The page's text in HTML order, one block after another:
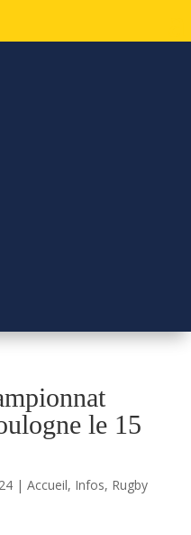
le 15
| Accueil, Infos, Rugby